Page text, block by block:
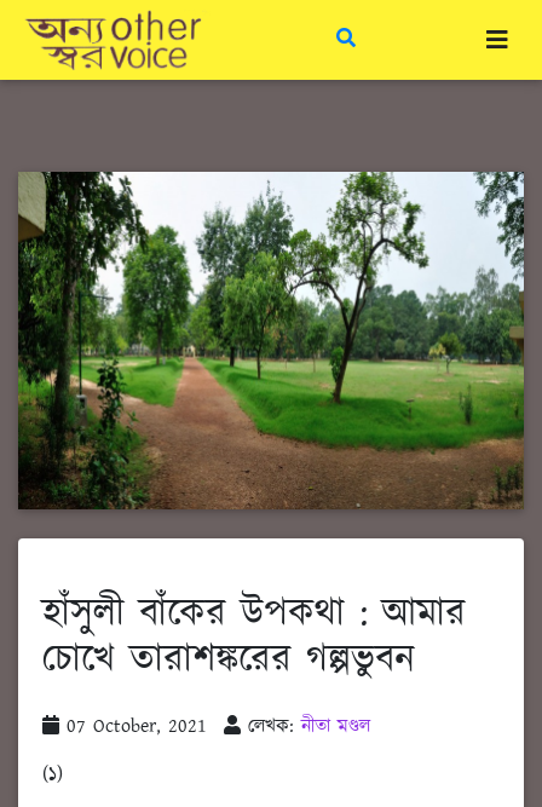
হাঁসুলী বাঁকের উপকথা : আমার
চোখে তারাশঙ্করের গল্পভুবন
07 October, 2021 লেখক:নীতা মণ্ডল
(১)